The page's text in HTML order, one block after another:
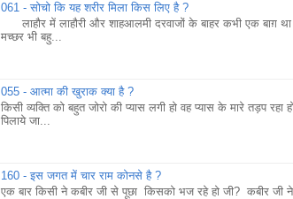
061 - सोचो कि यह शरीर मिला किस लिए है ?
लाहौर में लाहौरी और शाहआलमी दरवाजों के बाहर कभी एक बाग़
मच्छर भी बहु...
055 - आत्मा की खुराक क्या है ?
किसी व्यक्ति को बहुत जोरो की प्यास लगी हो वह प्यास के मारे तड़प
पिलाये जा...
160 - इस जगत में चार राम कोनसे है ?
एक बार किसी ने कबीर जी से पूछा किसको भज रहे हो जी? कबीर जी